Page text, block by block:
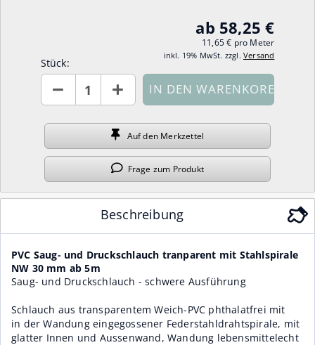
ab 58,25 €
11,65 € pro Meter
inkl. 19% MwSt. zzgl. Versand
Stück:
Stück
Auf den Merkzettel
Frage zum Produkt
Beschreibung
PVC Saug- und Druckschlauch tranparent mit Stahlspirale
NW 30 mm ab 5m
Saug- und Druckschlauch - schwere Ausführung
Schlauch aus transparentem Weich-PVC phthalatfrei mit
in der Wandung eingegossener Federstahldrahtspirale, mit
glatter Innen und Aussenwand, Wandung lebensmittelecht